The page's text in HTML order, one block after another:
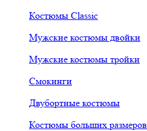
Костюмы Classic
Мужские костюмы двойки
Мужские костюмы тройки
Смокинги
Двубортные костюмы
Костюмы больших размеров